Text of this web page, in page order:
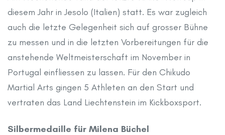
diesem Jahr in Jesolo (Italien) statt. Es war zugleich
auch die letzte Gelegenheit sich auf grosser Bühne
zu messen und in die letzten Vorbereitungen für die
anstehende Weltmeisterschaft im November in
Portugal einfliessen zu lassen. Für den Chikudo
Martial Arts gingen 5 Athleten an den Start und
vertraten das Land Liechtenstein im Kickboxsport.
Silbermedaille für Milena Büchel